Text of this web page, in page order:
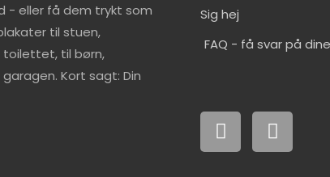
- eller få dem trykt som
til stuen,
toilettet, til børn,
Kort sagt: Din
Sig hej
FAQ - få svar på
F
a
c
I
n
s